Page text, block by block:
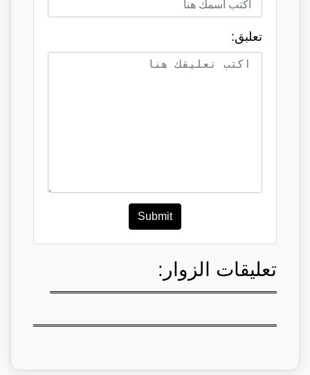
تعلبق:
Submit
تعليقات الزوار: